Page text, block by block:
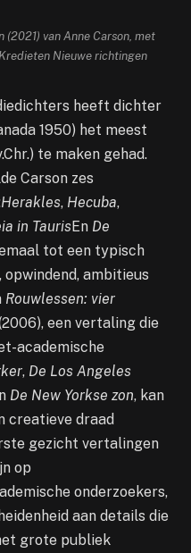
(2021) van Anne Carson, met
Nieuwe richtingen
heeft dichter
1950) het meest
te maken gehad.
Carson zes
Herakles, Hecuba,
in TaurisEn De
tot een typisch
ambitieus
Rouwlessen: vier
een vertaling die
academische
, De Los Angeles
De New Yorkse zon, kan
creatieve draad
gezicht vertalingen
op
onderzoekers,
aan details die
grote publiek